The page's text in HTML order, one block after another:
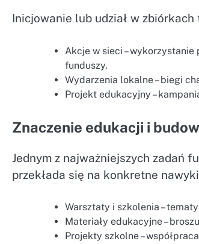
Inicjowanie lub udział w
Akcje w sieci –
funduszy.
Wydarzenia lokalne – biegi
Projekt edukacyjny –
Znaczenie edukacji i
Jednym z najważniejszych zadań
przekłada się na konkretne
Warsztaty i szkolenia –
Materiały edukacyjne –
Projekty szkolne –